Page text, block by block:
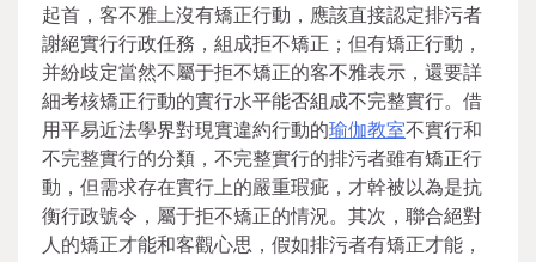
起首，客不雅上沒有矯正行動，應該直接認定排污者
謝絕實行行政任務，組成拒不矯正；但有矯正行動，
并紛歧定當然不屬于拒不矯正的客不雅表示，還要詳
細考核矯正行動的實行水平能否組成不完整實行。借
用平易近法學界對現實違約行動的瑜伽教室不實行和
不完整實行的分類，不完整實行的排污者雖有矯正行
動，但需求存在實行上的嚴重瑕疵，才幹被以為是抗
衡行政號令，屬于拒不矯正的情況。其次，聯合絕對
人的矯正才能和客觀心思，假如排污者有矯正才能，